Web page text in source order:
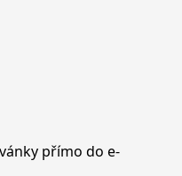
přímo do e-